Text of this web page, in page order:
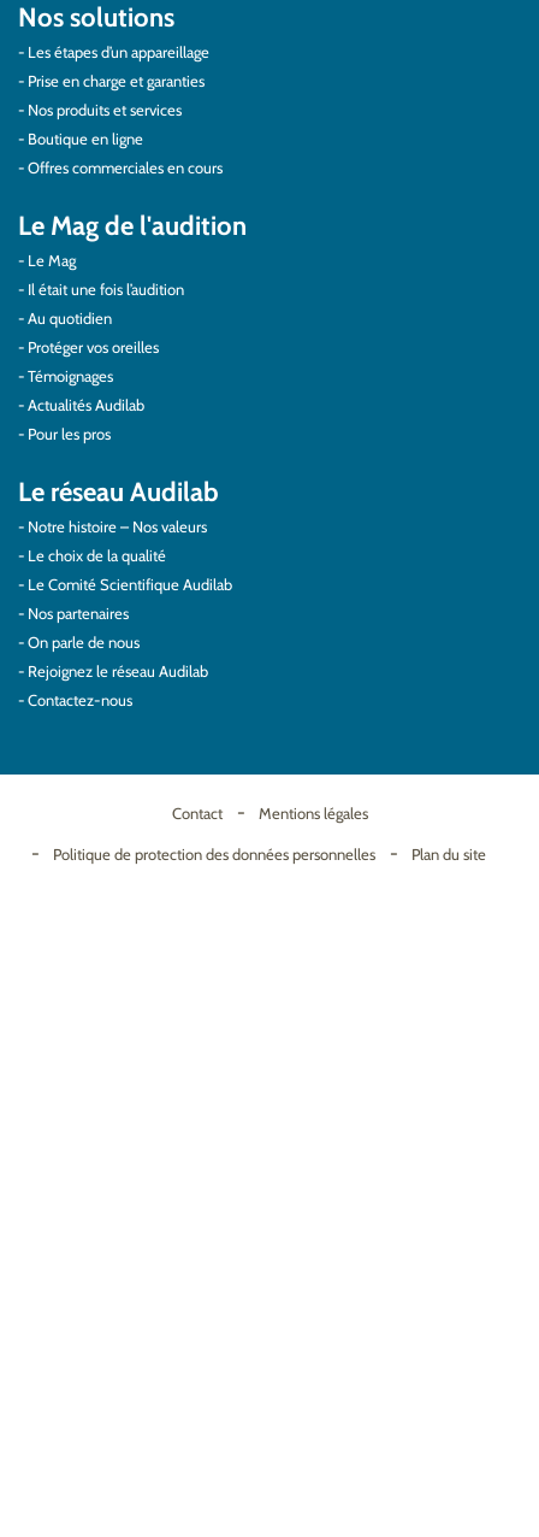
Nos solutions
Les étapes d’un appareillage
Prise en charge et garanties
Nos produits et services
Boutique en ligne
Offres commerciales en cours
Le Mag de l'audition
Le Mag
Il était une fois l’audition
Au quotidien
Protéger vos oreilles
Témoignages
Actualités Audilab
Pour les pros
Le réseau Audilab
Notre histoire – Nos valeurs
Le choix de la qualité
Le Comité Scientifique Audilab
Nos partenaires
On parle de nous
Rejoignez le réseau Audilab
Contactez-nous
Contact Mentions légales
Politique de protection des données personnelles Plan du site